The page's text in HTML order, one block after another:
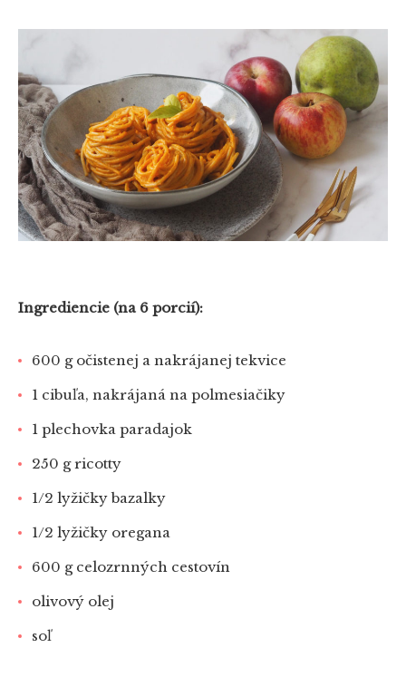
Ingrediencie (na 6 porcií):
600 g očistenej a nakrájanej tekvice
1 cibuľa, nakrájaná na polmesiačiky
1 plechovka paradajok
250 g ricotty
1/2 lyžičky bazalky
1/2 lyžičky oregana
600 g celozrnných cestovín
olivový olej
soľ